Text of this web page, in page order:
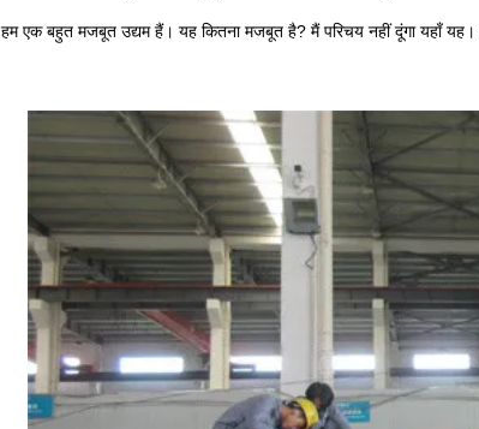
हम एक बहुत मजबूत उद्यम हैं। यह कितना मजबूत है? मैं परिचय नहीं दूंगा यहाँ